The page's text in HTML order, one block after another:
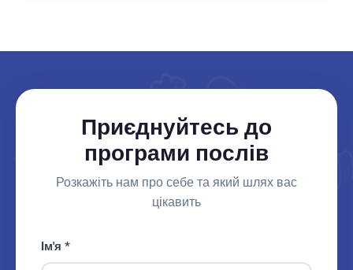
Приєднуйтесь до
програми послів
Розкажіть нам про себе та який шлях вас
цікавить
Ім'я *